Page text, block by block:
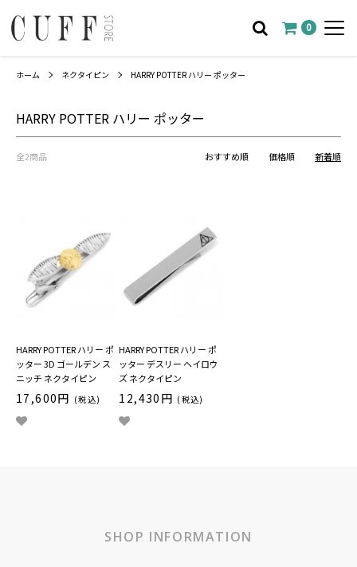
0
ホーム ネクタイピン HARRY POTTER ハリー ポッター
HARRY POTTER ハリー ポッター
全2商品 おすすめ順 価格順 新着順
HARRY POTTER ハリー ポ
ッター 3D ゴールデン ス
ニッチ ネクタイピン
17,600円 (税込)
HARRY POTTER ハリー ポ
ッター デスリー ヘイロウ
ズ ネクタイピン
12,430円 (税込)
SHOP INFORMATION